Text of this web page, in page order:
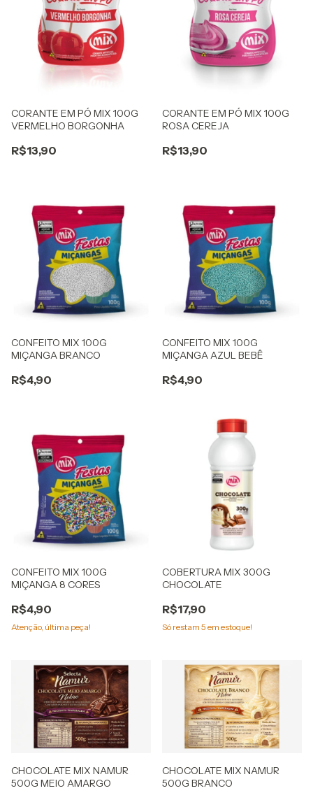
CORANTE EM PÓ MIX 100G
VERMELHO BORGONHA
R$13,90
CORANTE EM PÓ MIX 100G
ROSA CEREJA
R$13,90
CONFEITO MIX 100G
MIÇANGA BRANCO
R$4,90
CONFEITO MIX 100G
MIÇANGA AZUL BEBÊ
R$4,90
CONFEITO MIX 100G
MIÇANGA 8 CORES
R$4,90
Atenção, última peça!
COBERTURA MIX 300G
CHOCOLATE
R$17,90
Só restam 5 em estoque!
CHOCOLATE MIX NAMUR
500G MEIO AMARGO
CHOCOLATE MIX NAMUR
500G BRANCO